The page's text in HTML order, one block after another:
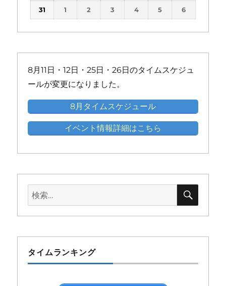
ン
ト)
ン
ト)
ン
ト)
ン
ト)
ン
ト)
ン
ト)
イ
ン
イ
ン
イ
ン
イ
ン
イ
ン
イ
ン
ト)
ト)
ト)
ト)
ト)
31 1 2 3 4 5 6
8月11日・12日・25日・26日のタイムスケジュ
ールが変更になりました。
8月タイムスケジュール
イベント情報詳細はこちら
検
索:
検
タイムランキング